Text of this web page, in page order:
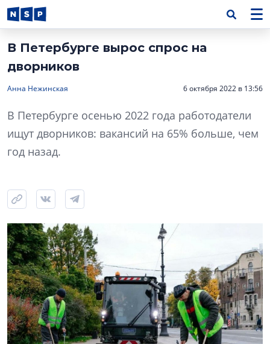
В Петербурге вырос спрос на
дворников
Анна Нежинская 6 октября 2022 в 13:56
В Петербурге осенью 2022 года работодатели
ищут дворников: вакансий на 65% больше, чем
год назад.